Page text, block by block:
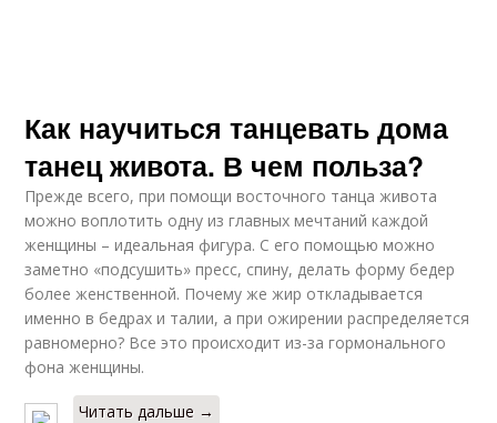
Как научиться танцевать дома
танец живота. В чем польза?
Прежде всего, при помощи восточного танца живота
можно воплотить одну из главных мечтаний каждой
женщины – идеальная фигура. С его помощью можно
заметно «подсушить» пресс, спину, делать форму бедер
более женственной. Почему же жир откладывается
именно в бедрах и талии, а при ожирении распределяется
равномерно? Все это происходит из-за гормонального
фона женщины.
Читать дальше →